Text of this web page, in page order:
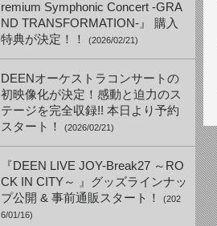
remium Symphonic Concert -GRA
ND TRANSFORMATION-』 購入
特典が決定！！
(2026/02/21)
DEENオーケストラコンサートの
初映像化が決定！感動と迫力のス
テージを完全収録!! 本日より予約
スタート！
(2026/02/21)
『DEEN LIVE JOY-Break27 ～RO
CK IN CITY～ 』グッズラインナッ
プ公開 & 事前通販スタート！
(202
6/01/16)